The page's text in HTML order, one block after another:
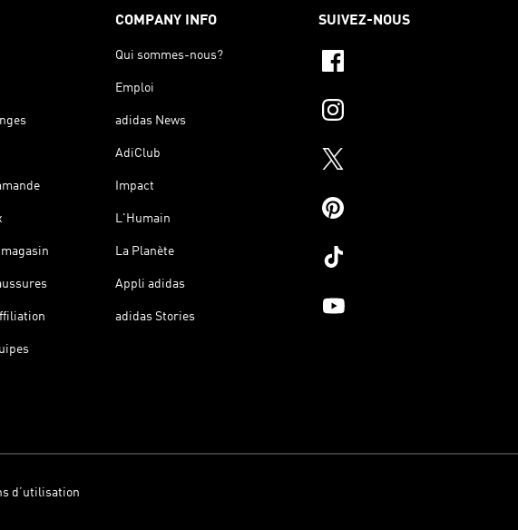
COMPANY INFO
Qui sommes-nous?
Emploi
adidas News
AdiClub
Impact
L'Humain
La Planète
Appli adidas
adidas Stories
SUIVEZ-NOUS
d’utilisation